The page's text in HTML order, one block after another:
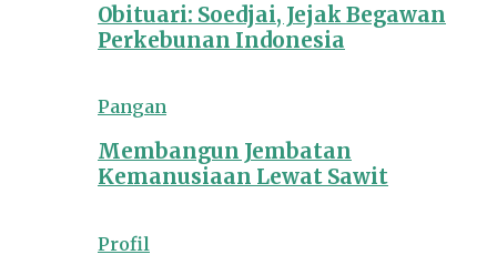
Obituari: Soedjai, Jejak Begawan
Perkebunan Indonesia
Pangan
Membangun Jembatan
Kemanusiaan Lewat Sawit
Profil